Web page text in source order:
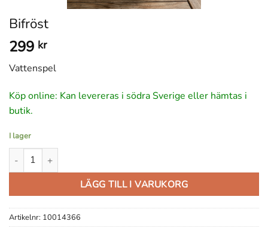
Bifröst
299 kr
Vattenspel
Köp online: Kan levereras i södra Sverige eller hämtas i
butik.
I lager
Bifröst mängd
LÄGG TILL I VARUKORG
Artikelnr: 10014366